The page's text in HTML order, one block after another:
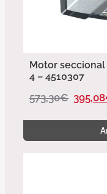
Motor seccional
4 – 4510307
573,30€ 395,08